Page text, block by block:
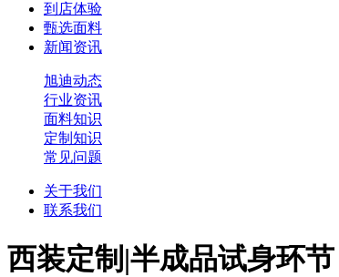
到店体验
甄选面料
新闻资讯
旭迪动态
行业资讯
面料知识
定制知识
常见问题
关于我们
联系我们
西装定制|半成品试身环节